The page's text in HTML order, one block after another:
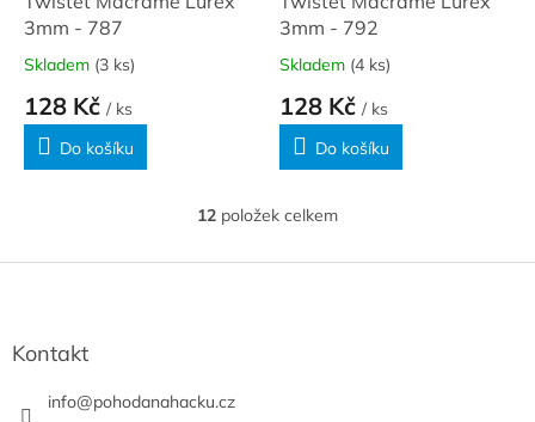
3mm - 787
Skladem (3 ks)
128 Kč / ks
Do košíku
3mm - 792
Skladem (4 ks)
128 Kč / ks
Do košíku
O
l
12 položek celkem
Kontakt
info@pohodanahacku.cz